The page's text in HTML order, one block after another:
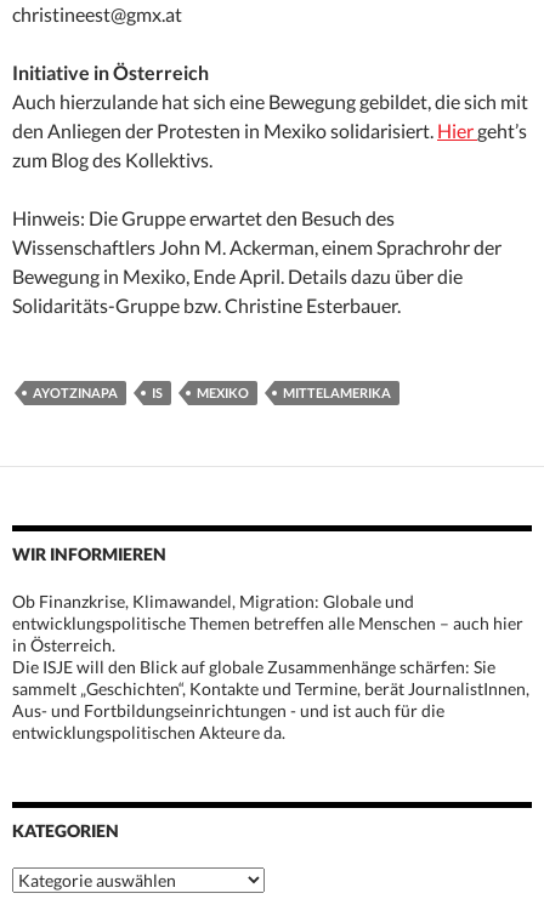
christineest@gmx.at
Initiative in Österreich
Auch hierzulande hat sich eine Bewegung gebildet, die sich mit
den Anliegen der Protesten in Mexiko solidarisiert. Hiergeht’s
zum Blog des Kollektivs.
Hinweis: Die Gruppe erwartet den Besuch des
Wissenschaftlers John M. Ackerman, einem Sprachrohr der
Bewegung in Mexiko, Ende April. Details dazu über die
Solidaritäts-Gruppe bzw. Christine Esterbauer.
AYOTZINAPA IS MEXIKO MITTELAMERIKA
WIR INFORMIEREN
Ob Finanzkrise, Klimawandel, Migration: Globale und
entwicklungspolitische Themen betreffen alle Menschen – auch hier
in Österreich.
Die ISJE will den Blick auf globale Zusammenhänge schärfen: Sie
sammelt „Geschichten“, Kontakte und Termine, berät JournalistInnen,
Aus- und Fortbildungseinrichtungen - und ist auch für die
entwicklungspolitischen Akteure da.
KATEGORIEN
Kategorien